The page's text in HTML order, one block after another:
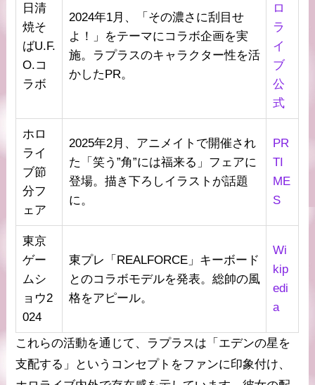
日清
焼そ
ばU.F.
O.コ
ラボ
2024年1月、「その濃さに刮目せ
よ！」をテーマにコラボ企画を実
施。ラプラスのキャラクター性を活
かしたPR。
ロ
ラ
イ
ブ
公
式
ホロ
ライ
ブ節
分フ
ェア
2025年2月、アニメイトで開催され
た「笑う”角”には福来る」フェアに
登場。描き下ろしイラストが話題
に。
PR
TI
ME
S
東京
ゲー
ムシ
ョウ2
024
東プレ「REALFORCE」キーボード
とのコラボモデルを発表。総帥の風
格をアピール。
Wi
kip
edi
a
これらの活動を通じて、ラプラスは「エデンの星を
支配する」というコンセプトをファンに印象付け、